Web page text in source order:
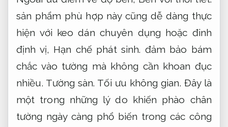
sản phẩm phù hợp này cũng dễ dàng thực
hiện với keo dán chuyên dụng hoặc đinh
định vị, Hạn chế phát sinh. đảm bảo bám
chắc vào tường mà không cần khoan đục
nhiều. Tường sàn. Tối ưu không gian. Đây là
một trong những lý do khiến phào chân
tường ngày càng phổ biến trong các công